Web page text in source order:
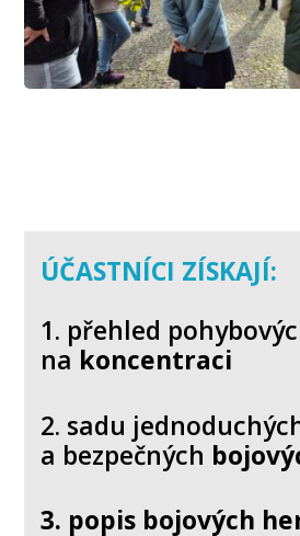
ÚČASTNÍCI ZÍSKAJÍ:
1. přehled
na koncentraci
2. sadu
a bezpečných
3. popis bojových